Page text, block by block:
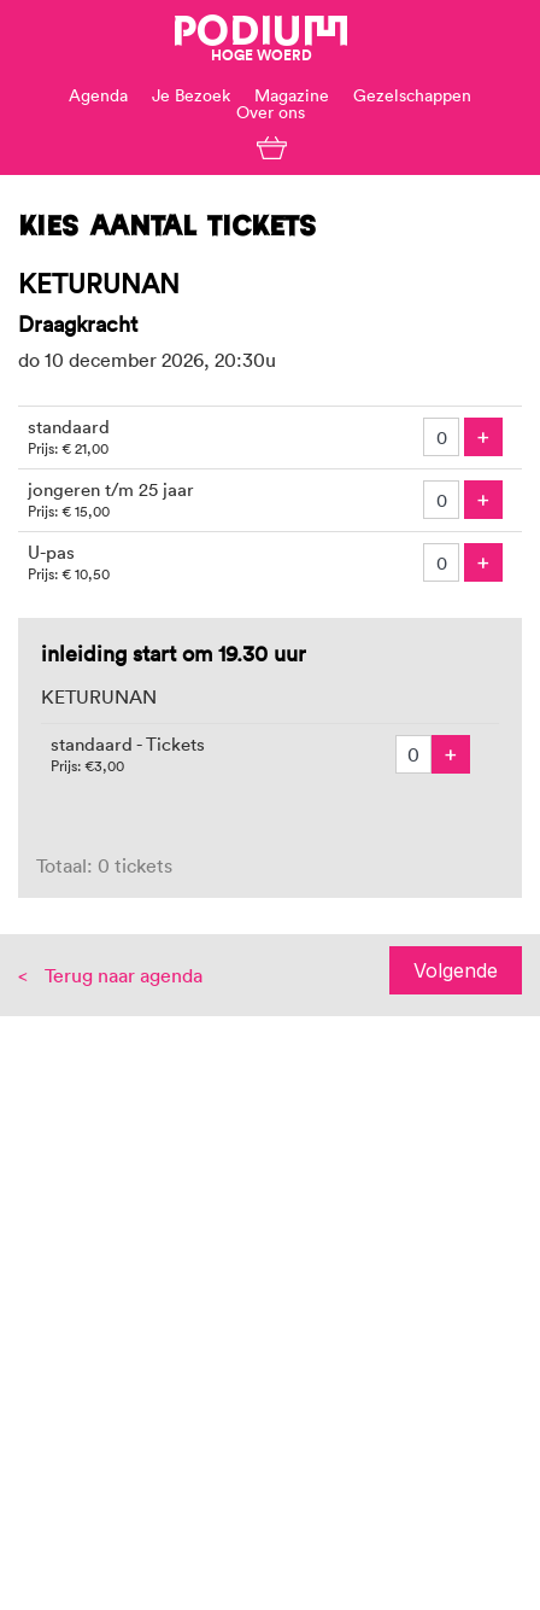
PODIUM
HOGE WOERD
Agenda
Je Bezoek Magazine Gezelschappen
Over ons
Kies aantal tickets
KETURUNAN
Draagkracht
do 10 december 2026, 20:30u
Aantal
standaard
Prijs: € 21,00 +
jongeren t/m 25 jaar
Prijs: € 15,00 +
U-pas
Prijs: € 10,50 +
inleiding start om 19.30 uur
KETURUNAN
standaard - Tickets
Prijs: €3,00 +
Totaal: 0 tickets
Terug naar agenda Volgende